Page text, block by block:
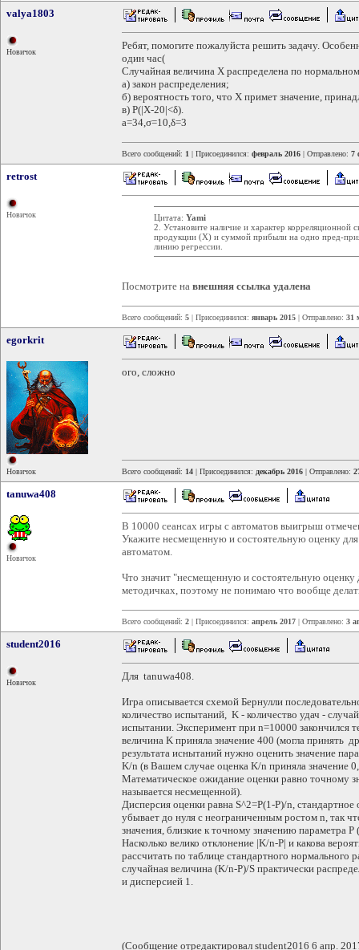
valya1803
Новичок
Ребят, помогите пожалуйста решить задачу.
один час(
Cлучайная величина X распределена по
а) закон распределения;
б) вероятность того, что X примет значение,
в) P(|X-20|<δ).
a=34,σ=10,δ=3
Всего сообщений: 1 | Присоединился: февраль 2016 | Отправлено: 7
retrost
Новичок Цитата: Yami
2. Установите наличие и характер корреляционной
продукции (X) и суммой прибыли на одно пред-
линию регрессии.
Посмотрите на внешняя ссылка удалена
Всего сообщений: 5 | Присоединился: январь 2015 | Отправлено: 31
egorkrit
Новичок
ого, сложно
Всего сообщений: 14 | Присоединился: декабрь 2016 | Отправлено:
tanuwa408
Новичок
В 10000 сеансах игры с автоматов выигрыш
Укажите несмещенную и состоятельную оценку
автоматом.
Что значит "несмещенную и состоятельную оценку
методичках, поэтому не понимаю что вообще
Всего сообщений: 2 | Присоединился: апрель 2017 | Отправлено: 3
student2016
Новичок
Для tanuwa408.
Игра описывается схемой Бернулли
количество испытаний, K - количество удач -
испытании. Эксперимент при n=10000 закончился
величина K приняла значение 400 (могла принять
результата иснытаний нужно оценить значение
K/n (в Вашем случае оценка K/n приняла значение
Математическое ожидание оценки равно точному
называется несмещенной).
Дисперсия оценки равна S^2=P(1-P)/n,
убывает до нуля с неограниченным ростом n, так
значения, близкие к точному значению параметра
Насколько велико отклонение |K/n-P| и какова
рассчитать по таблице стандартного
случайная величина (K/n-P)/S практически
и дисперсией 1.
(Сообщение отредактировал student2016 6 апр.